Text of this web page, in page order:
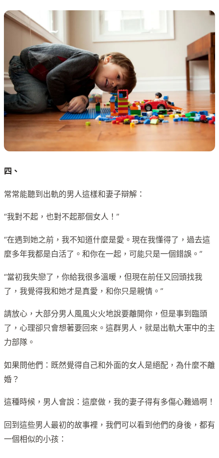
四、
常常能聽到出軌的男人這樣和妻子辯解：
“我對不起，也對不起那個女人！”
“在遇到她之前，我不知道什麼是愛。現在我懂得了，過去這
麼多年我都是白活了。和你在一起，可能只是一個錯誤。”
“當初我失戀了，你給我很多溫暖，但現在前任又回頭找我
了，我覺得我和她才是真愛，和你只是親情。”
請放心，大部分男人風風火火地說要離開你，但是事到臨頭
了，心理卻只會想著要回來。這群男人，就是出軌大軍中的主
力部隊。
如果問他們：既然覺得自己和外面的女人是絕配，為什麼不離
婚？
這種時候，男人會說：這麼做，我的妻子得有多傷心難過啊！
回到這些男人最初的故事裡，我們可以看到他們的身後，都有
一個相似的小孩：